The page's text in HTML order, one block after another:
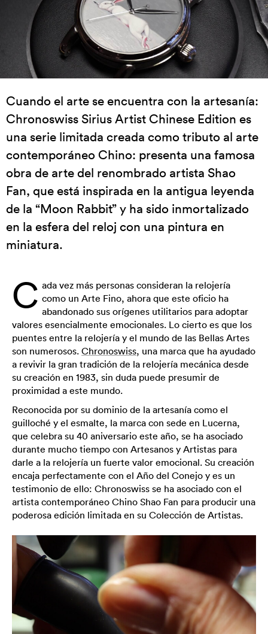
Cuando el arte se encuentra con la artesanía:
Chronoswiss Sirius Artist Chinese Edition es
una serie limitada creada como tributo al arte
contemporáneo Chino: presenta una famosa
obra de arte del renombrado artista Shao
Fan, que está inspirada en la antigua leyenda
de la “Moon Rabbit” y ha sido inmortalizado
en la esfera del reloj con una pintura en
miniatura.
C ada vez más personas consideran la relojería
como un Arte Fino, ahora que este oficio ha
abandonado sus orígenes utilitarios para adoptar
valores esencialmente emocionales. Lo cierto es que los
puentes entre la relojería y el mundo de las Bellas Artes
son numerosos. Chronoswiss, una marca que ha ayudado
a revivir la gran tradición de la relojería mecánica desde
su creación en 1983, sin duda puede presumir de
proximidad a este mundo.
Reconocida por su dominio de la artesanía como el
guilloché y el esmalte, la marca con sede en Lucerna,
que celebra su 40 aniversario este año, se ha asociado
durante mucho tiempo con Artesanos y Artistas para
darle a la relojería un fuerte valor emocional. Su creación
encaja perfectamente con el Año del Conejo y es un
testimonio de ello: Chronoswiss se ha asociado con el
artista contemporáneo Chino Shao Fan para producir una
poderosa edición limitada en su Colección de Artistas.